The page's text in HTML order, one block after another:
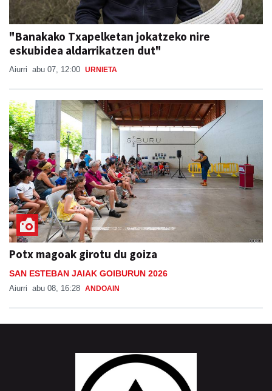
"Banakako Txapelketan jokatzeko nire
eskubidea aldarrikatzen dut"
Aiurri abu 07, 12:00 URNIETA
Potx magoak girotu du goiza
SAN ESTEBAN JAIAK GOIBURUN 2026
Aiurri abu 08, 16:28 ANDOAIN